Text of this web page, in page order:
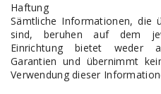
Haftung
Sämtliche Informationen, die
sind, beruhen auf dem
Einrichtung bietet weder
Garantien und übernimmt
Verwendung dieser